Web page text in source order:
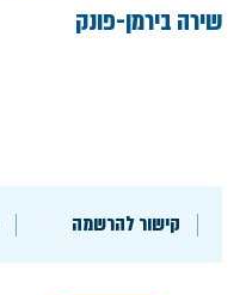
שירה בירמן-פונק
קישור להרשמה